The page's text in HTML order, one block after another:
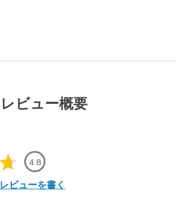
レビュー概要
4.8
レビューを書く